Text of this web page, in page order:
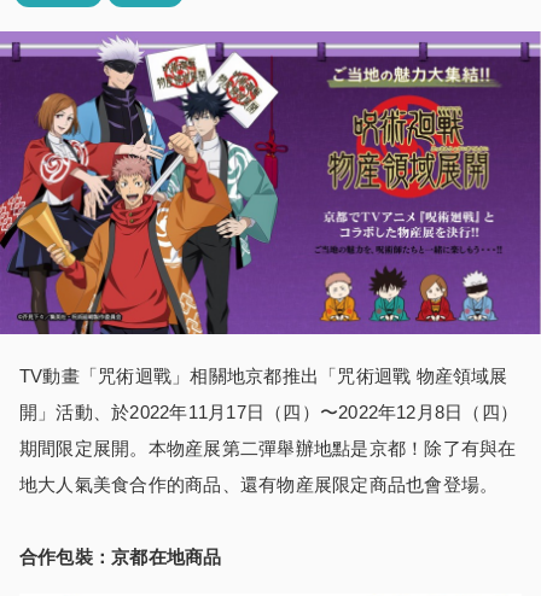
TV動畫「咒術迴戰」相關地京都推出「咒術迴戰 物産領域展
開」活動、於2022年11月17日（四）〜2022年12月8日（四）
期間限定展開。本物産展第二彈舉辦地點是京都！除了有與在
地大人氣美食合作的商品、還有物産展限定商品也會登場。
合作包裝：京都在地商品